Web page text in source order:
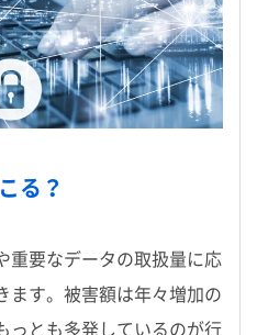
る？
重要なデータの取扱量に応
ます。被害額は年々増加の
っとも多発しているのが行